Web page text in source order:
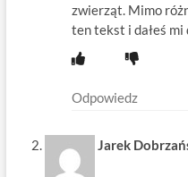
zwierząt. Mimo
ten tekst i dałeś mi
Odpowiedz
Jarek